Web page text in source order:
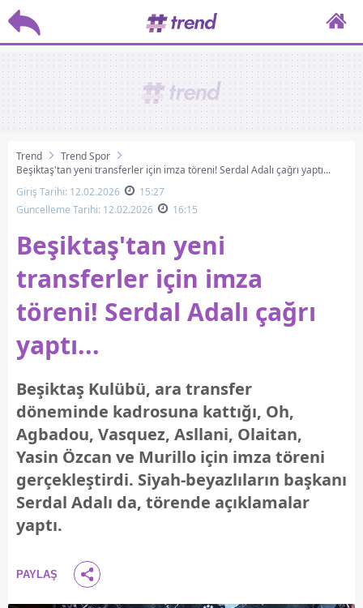
Trend
Trend Spor
Beşiktaş'tan yeni transferler için imza töreni! Serdal Adalı çağrı yaptı...
Giriş Tarihi: 12.02.2026
15:27
Güncelleme Tarihi: 12.02.2026
16:15
Beşiktaş'tan yeni
transferler için imza
töreni! Serdal Adalı çağrı
yaptı...
Beşiktaş Kulübü, ara transfer
döneminde kadrosuna kattığı, Oh,
Agbadou, Vasquez, Asllani, Olaitan,
Yasin Özcan ve Murillo için imza töreni
gerçekleştirdi. Siyah-beyazlıların başkanı
Serdal Adalı da, törende açıklamalar
yaptı.
PAYLAŞ